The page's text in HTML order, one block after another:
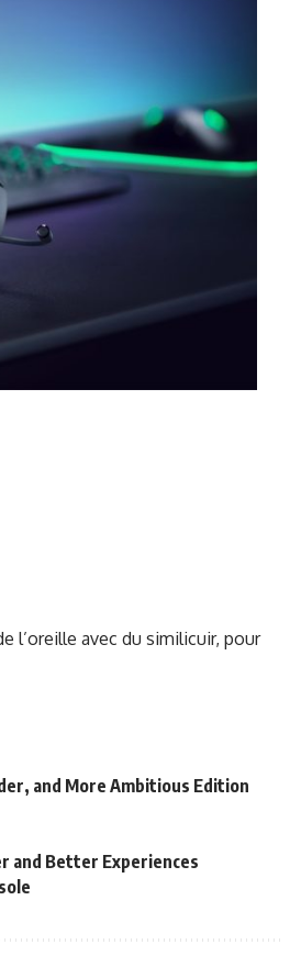
l’oreille avec du similicuir, pour
and More Ambitious Edition
and Better Experiences